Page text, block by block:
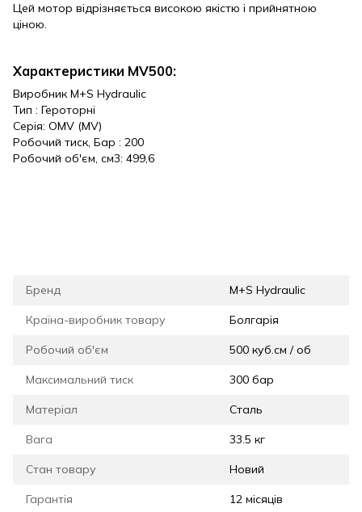
Цей мотор відрізняється високою якістю і прийнятною
ціною.
Характеристики MV500:
Виробник M+S Hydraulic
Тип : Героторні
Серія: OMV (MV)
Робочий тиск, Бар : 200
Робочий об'єм, см3: 499,6
Бренд M+S Hydraulic
Країна-виробник товару Болгарія
Робочий об'єм 500 куб.см / об
Максимальний тиск 300 бар
Матеріал Сталь
Вага 33.5 кг
Стан товару Новий
Гарантія 12 місяців